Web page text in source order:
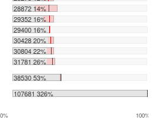
28872 14%
29352 16%
29400 16%
30428 20%
30804 22%
31781 26%
38530 53%
107681 326%
0% 100%